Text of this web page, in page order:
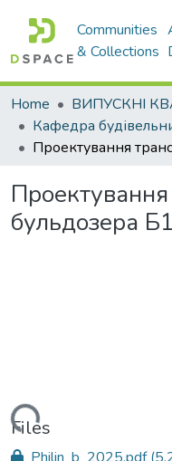
Communities
& Collections
Home
Проектування
бульдозера
Files